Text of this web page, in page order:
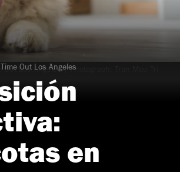
Out Los Angeles | Photograph: Tran Mau Tri
Out Los Angeles
en